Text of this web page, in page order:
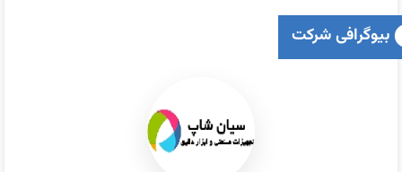
بیوگرافی شرکت